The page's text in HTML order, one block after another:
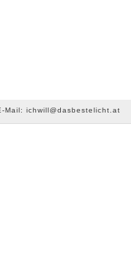
Mail: ichwill@dasbestelicht.at